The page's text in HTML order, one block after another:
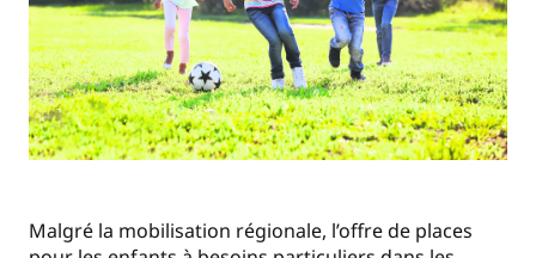
Malgré la mobilisation régionale, l’offre de places